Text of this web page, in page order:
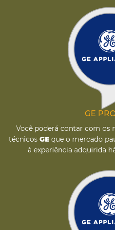
GE
Você poderá contar com os
técnicos GEque o mercado
à experiência adquirida